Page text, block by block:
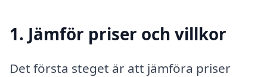
1. Jämför priser och villkor
Det första steget är att jämföra priser